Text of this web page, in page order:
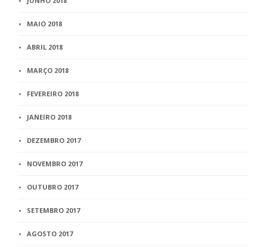
MAIO 2018
ABRIL 2018
MARÇO 2018
FEVEREIRO 2018
JANEIRO 2018
DEZEMBRO 2017
NOVEMBRO 2017
OUTUBRO 2017
SETEMBRO 2017
AGOSTO 2017